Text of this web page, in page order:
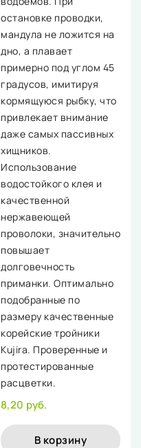
остановке проводки,
мандула не ложится на
дно, а плавает
примерно под углом 45
градусов, имитируя
кормящуюся рыбку, что
привлекает внимание
даже самых пассивных
хищников.
Использование
водостойкого клея и
качественной
нержавеющей
проволоки, значительно
повышает
долговечность
приманки. Оптимально
подобранные по
размеру качественные
корейские тройники
Kujira. Проверенные и
протестированные
расцветки.
8,20 руб.
В корзину